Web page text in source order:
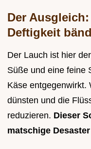
Der
Deftigkeit
Der Lauch ist hier
Süße und eine feine
Käse entgegenwirkt.
dünsten und die
reduzieren. Dieser
matschige